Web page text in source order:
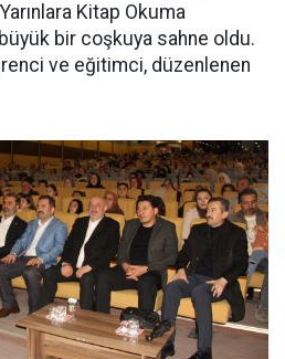
Kitap Okuma
büyük bir coşkuya sahne oldu.
ve eğitimci, düzenlenen